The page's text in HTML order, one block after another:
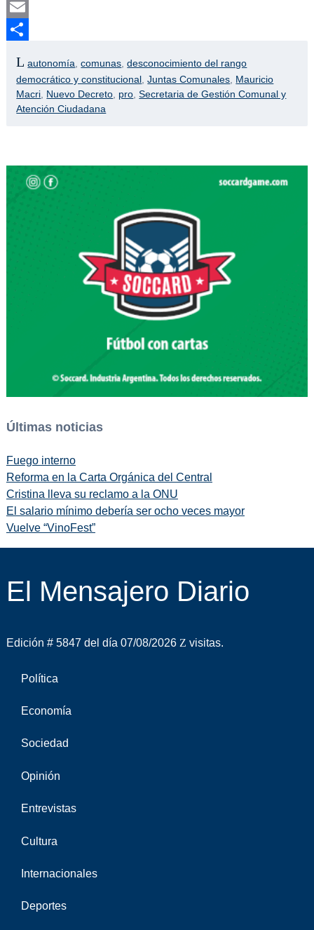
Twitter
Email
autonomía ,comunas ,desconocimiento del rango
democrático y constitucional ,Juntas Comunales Mauricio
Macri Nuevo Decreto pro ,Secretaria de Gestión Comunal y
Atención Ciudadana
Últimas noticias
Fuego interno
Reforma en la Carta Orgánica del Central
Cristina lleva su reclamo a la ONU
El salario mínimo debería ser ocho veces mayor
Vuelve “VinoFest”
El Mensajero Diario
Edición # 5847 del día 07/08/2026 visitas.
Política
Economía
Sociedad
Opinión
Entrevistas
Cultura
Internacionales
Deportes